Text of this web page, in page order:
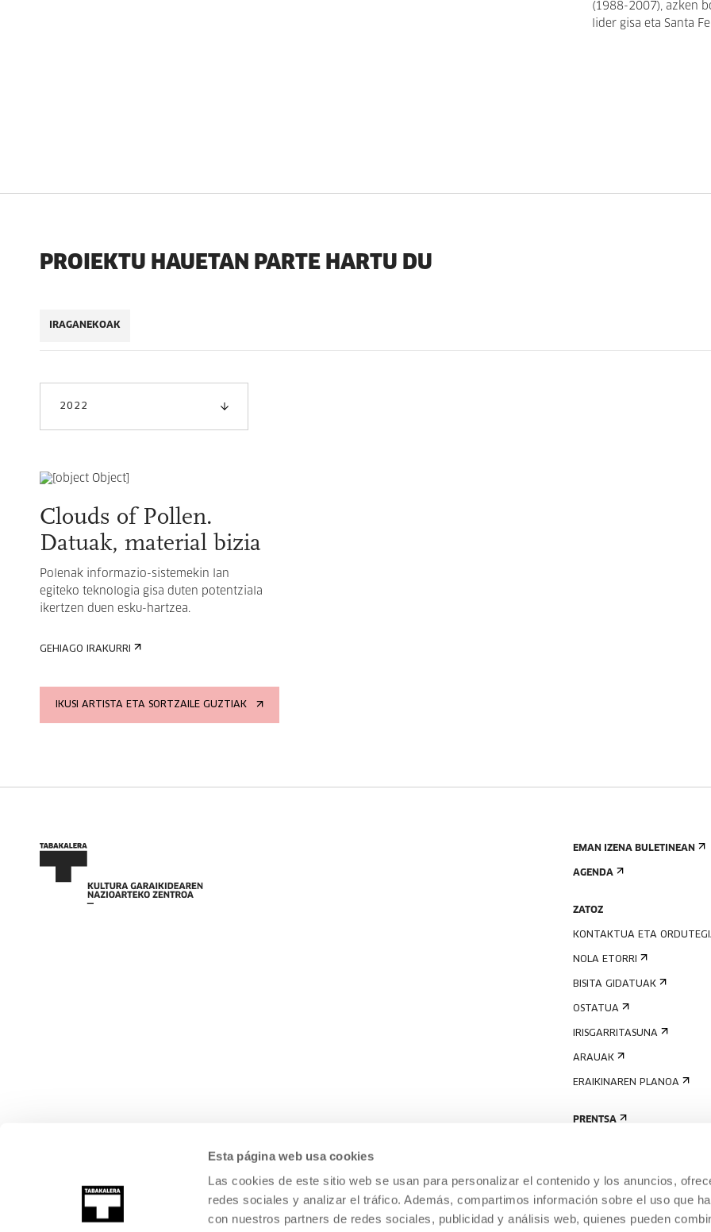
Esta página web usa cookies
Las cookies de este sitio web se usan para personalizar el contenido y los anuncios,
redes sociales y analizar el tráfico. Además, compartimos información sobre el uso que
con nuestros partners de redes sociales, publicidad y análisis web, quienes pueden
(1988-2007), azken
lider gisa eta Santa
PROIEKTU HAUETAN PARTE HARTU DU
IRAGANEKOAK
2022
Clouds of Pollen.
Datuak, material bizia
Polenak informazio-sistemekin lan
egiteko teknologia gisa duten potentziala
ikertzen duen esku-hartzea.
GEHIAGO IRAKURRI
IKUSI ARTISTA ETA SORTZAILE GUZTIAK
EMAN IZENA BULETINEAN
AGENDA
ZATOZ
KONTAKTUA ETA
NOLA ETORRI
BISITA GIDATUAK
OSTATUA
IRISGARRITASUNA
ARAUAK
ERAIKINAREN PLANOA
PRENTSA